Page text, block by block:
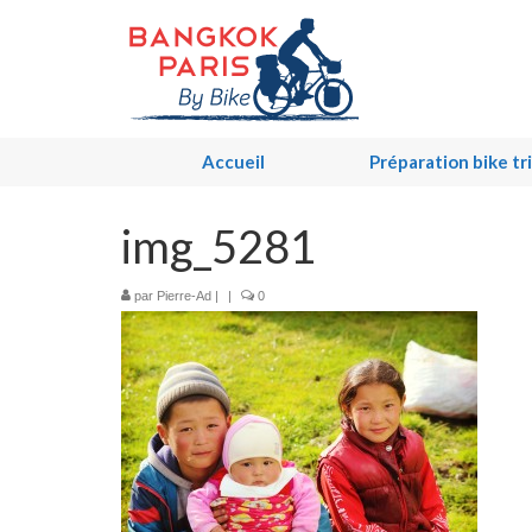
Accueil Préparation bike
img_5281
par Pierre-Ad | | 0